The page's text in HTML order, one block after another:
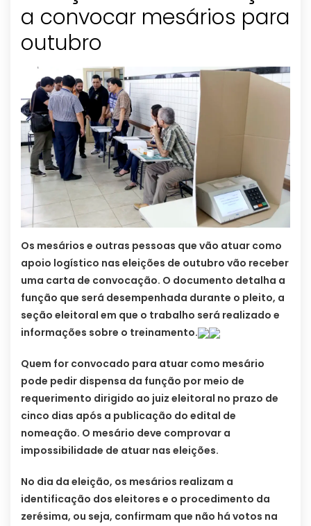
a convocar mesários para
outubro
Os mesários e outras pessoas que vão atuar como
apoio logístico nas eleições de outubro vão receber
uma carta de convocação. O documento detalha a
função que será desempenhada durante o pleito, a
seção eleitoral em que o trabalho será realizado e
informações sobre o treinamento.
Quem for convocado para atuar como mesário
pode pedir dispensa da função por meio de
requerimento dirigido ao juiz eleitoral no prazo de
cinco dias após a publicação do edital de
nomeação. O mesário deve comprovar a
impossibilidade de atuar nas eleições.
No dia da eleição, os mesários realizam a
identificação dos eleitores e o procedimento da
zerésima, ou seja, confirmam que não há votos na